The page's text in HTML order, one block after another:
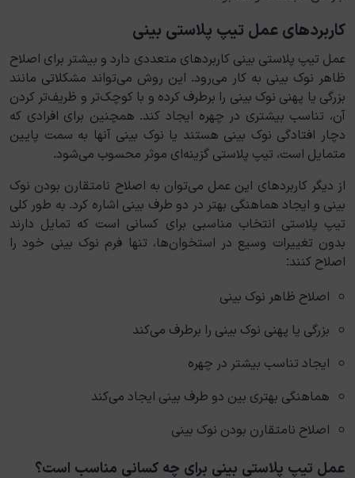
کاربردهای عمل تیپ پلاستی بینی
عمل تیپ پلاستی بینی کاربردهای متعددی دارد و بیشتر برای اصلاح
ظاهر نوک بینی به کار می‌رود. این روش می‌تواند مشکلاتی مانند
بزرگی یا پهنی نوک بینی را برطرف کرده و با کوچک‌تر و ظریف‌تر کردن
آن، تناسب بیشتری در چهره ایجاد کند. همچنین برای افرادی که
دچار افتادگی نوک بینی هستند یا نوک بینی آنها به سمت پایین
متمایل است، تیپ پلاستی گزینه‌ای موثر محسوب می‌شود.
از دیگر کاربردهای این عمل می‌توان به اصلاح نامتقارن بودن نوک
بینی و ایجاد هماهنگی بهتر در دو طرف بینی اشاره کرد. به طور کلی
تیپ پلاستی انتخاب مناسبی برای کسانی است که تمایل دارند
بدون تغییرات وسیع در استخوان‌ها، تنها فرم نوک بینی خود را
اصلاح کنند:
اصلاح ظاهر نوک بینی
بزرگی یا پهنی نوک بینی را برطرف می‌کند
ایجاد تناسب بیشتر در چهره
هماهنگی بهتری بین دو طرف بینی ایجاد می‌کند
اصلاح نامتقارن بودن نوک بینی
عمل تیپ پلاستی بینی برای چه کسانی مناسب است؟